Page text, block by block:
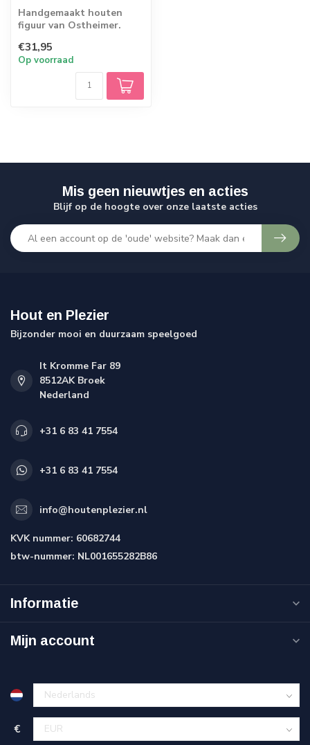
Handgemaakt houten
figuur van Ostheimer.
€31,95
Op voorraad
Mis geen nieuwtjes en acties
Blijf op de hoogte over onze laatste acties
Hout en Plezier
Bijzonder mooi en duurzaam speelgoed
It Kromme Far 89
8512AK Broek
Nederland
+31 6 83 41 7554
+31 6 83 41 7554
info@houtenplezier.nl
KVK nummer: 60682744
btw-nummer: NL001655282B86
Informatie
Mijn account
€